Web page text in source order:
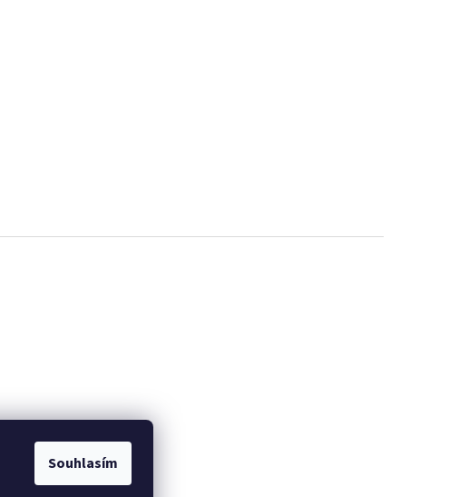
Souhlasím